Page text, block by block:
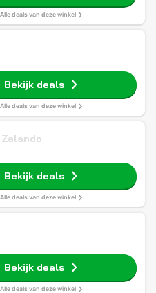
Alle deals van deze winkel
Bekijk deals
Alle deals van deze winkel
Bekijk deals
Alle deals van deze winkel
Bekijk deals
Alle deals van deze winkel